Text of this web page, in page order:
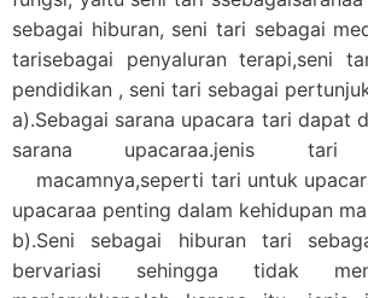
sebagai hiburan, seni tari sebagai
tarisebagai penyaluran terapi,seni
pendidikan , seni tari sebagai
a).Sebagai sarana upacara tari dapat
sarana upacaraa.jenis
macamnya,seperti tari untuk
upacaraa penting dalam kehidupan
b).Seni sebagai hiburan tari
bervariasi sehingga tidak